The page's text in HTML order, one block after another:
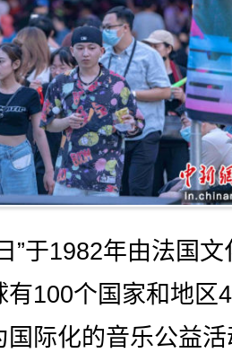
于1982年由法国文
有100个国家和地区
国际化的音乐公益